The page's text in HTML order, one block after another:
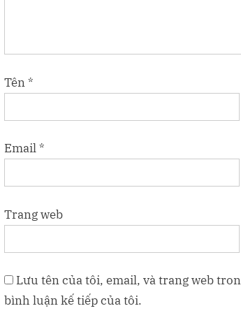
Tên*
Email*
Trang web
Lưu tên của tôi, email, và trang web
bình luận kế tiếp của tôi.